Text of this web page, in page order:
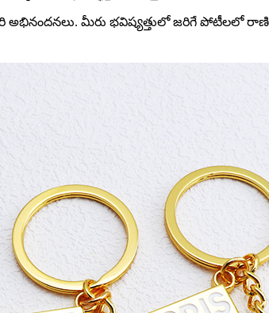
మీరు భవిష్యత్తులో జరిగే పోటీలలో